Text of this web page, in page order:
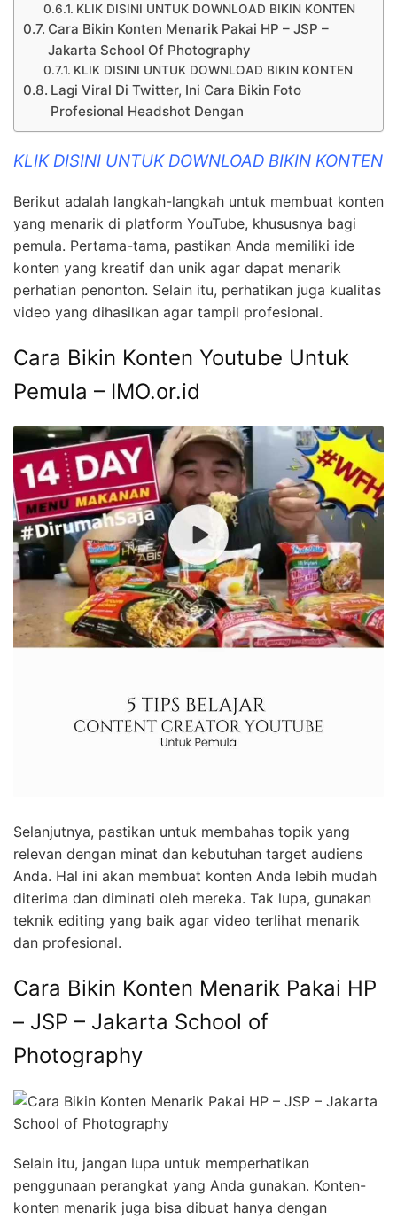
KLIK DISINI UNTUK DOWNLOAD BIKIN KONTEN
Cara Bikin Konten Menarik Pakai HP – JSP –
Jakarta School Of Photography
KLIK DISINI UNTUK DOWNLOAD BIKIN KONTEN
Lagi Viral Di Twitter, Ini Cara Bikin Foto
Profesional Headshot Dengan
KLIK DISINI UNTUK DOWNLOAD BIKIN KONTEN
Berikut adalah langkah-langkah untuk membuat konten
yang menarik di platform YouTube, khususnya bagi
pemula. Pertama-tama, pastikan Anda memiliki ide
konten yang kreatif dan unik agar dapat menarik
perhatian penonton. Selain itu, perhatikan juga kualitas
video yang dihasilkan agar tampil profesional.
Cara Bikin Konten Youtube Untuk
Pemula – IMO.or.id
Selanjutnya, pastikan untuk membahas topik yang
relevan dengan minat dan kebutuhan target audiens
Anda. Hal ini akan membuat konten Anda lebih mudah
diterima dan diminati oleh mereka. Tak lupa, gunakan
teknik editing yang baik agar video terlihat menarik
dan profesional.
Cara Bikin Konten Menarik Pakai HP
– JSP – Jakarta School of
Photography
Selain itu, jangan lupa untuk memperhatikan
penggunaan perangkat yang Anda gunakan. Konten-
konten menarik juga bisa dibuat hanya dengan